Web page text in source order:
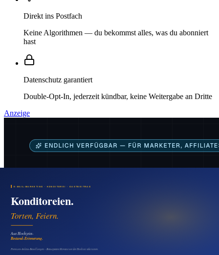
Direkt ins Postfach
Keine Algorithmen — du bekommst alles, was du abonniert
hast
Datenschutz garantiert
Double-Opt-In, jederzeit kündbar, keine Weitergabe an Dritte
Anzeige